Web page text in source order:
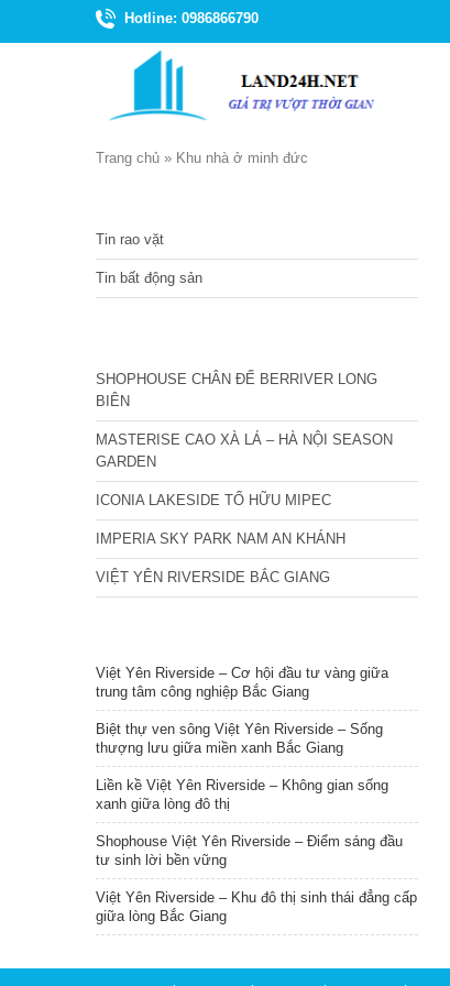
Hotline: 0986866790
Trang chủ » Khu nhà ở minh đức
Tin rao vặt
Tin bất động sản
SHOPHOUSE CHÂN ĐẾ BERRIVER LONG
BIÊN
MASTERISE CAO XÀ LÁ – HÀ NỘI SEASON
GARDEN
ICONIA LAKESIDE TỐ HỮU MIPEC
IMPERIA SKY PARK NAM AN KHÁNH
VIỆT YÊN RIVERSIDE BẮC GIANG
Việt Yên Riverside – Cơ hội đầu tư vàng giữa
trung tâm công nghiệp Bắc Giang
Biệt thự ven sông Việt Yên Riverside – Sống
thượng lưu giữa miền xanh Bắc Giang
Liền kề Việt Yên Riverside – Không gian sống
xanh giữa lòng đô thị
Shophouse Việt Yên Riverside – Điểm sáng đầu
tư sinh lời bền vững
Việt Yên Riverside – Khu đô thị sinh thái đẳng cấp
giữa lòng Bắc Giang